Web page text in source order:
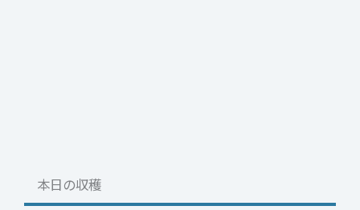
本日の収穫